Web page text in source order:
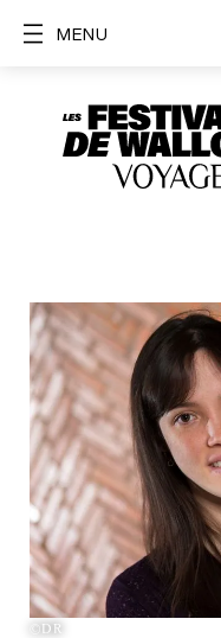
MENU
©DR